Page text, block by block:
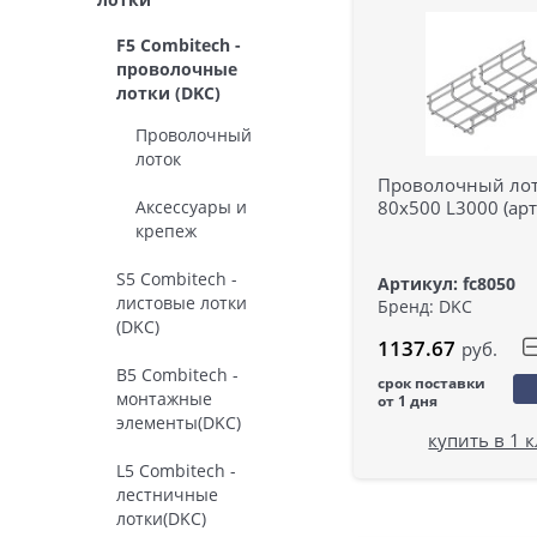
F5 Combitech -
проволочные
лотки (DKC)
Проволочный
лоток
Аксессуары и
крепеж
S5 Combitech -
листовые лотки
(DKC)
B5 Combitech -
монтажные
элементы(DKC)
L5 Combitech -
лестничные
лотки(DKC)
Проволочный
80х500 L3000
Артикул: fc8050
Бренд: DKC
1137.67 руб.
срок поставки
от 1 дня
купить в 1